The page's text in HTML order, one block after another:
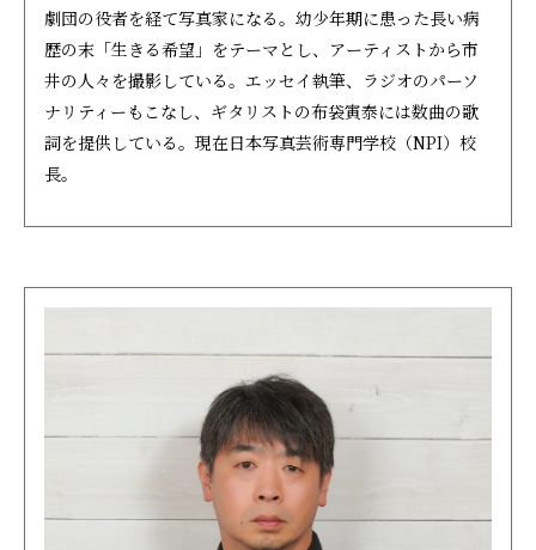
劇団の役者を経て写真家になる。幼少年期に患った長い病
歴の末「生きる希望」をテーマとし、アーティストから市
井の人々を撮影している。エッセイ執筆、ラジオのパーソ
ナリティーもこなし、ギタリストの布袋寅泰には数曲の歌
詞を提供している。現在日本写真芸術専門学校（NPI）校
長。